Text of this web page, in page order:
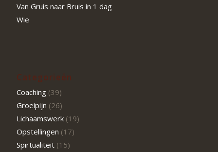
Van Gruis naar Bruis in 1 dag
Wie
Categorieën
Coaching(39)
Groeipijn (26)
Lichaamswerk(19)
Opstellingen (17)
Spirtualiteit(15)